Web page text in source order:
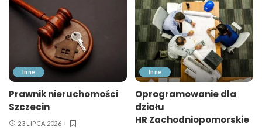
Inne
Prawnik nieruchomości
Szczecin
23 LIPCA 2026
Inne
Oprogramowanie dla
działu
HR Zachodniopomorskie